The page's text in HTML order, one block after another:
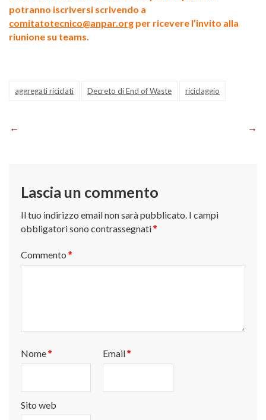
potranno iscriversi scrivendo a
comitatotecnico@anpar.org per ricevere l’invito alla
riunione su teams.
aggregati riciclati Decreto di End of Waste riciclaggio
Navigazione
Lascia un commento
Il tuo indirizzo email non sarà pubblicato. I campi
obbligatori sono contrassegnati*
Commento *
Nome* Email*
Sito web